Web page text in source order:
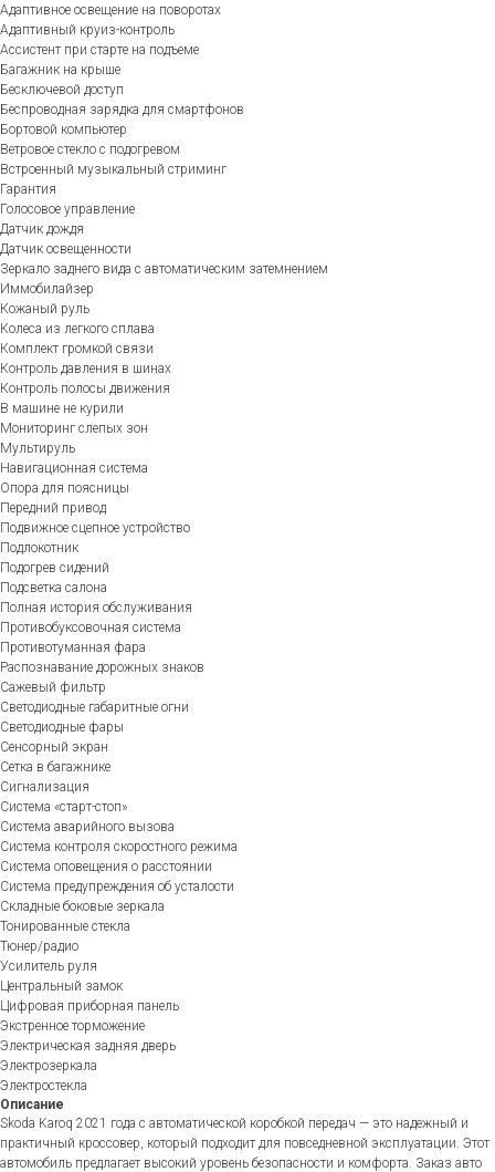
Адаптивное освещение на поворотах
Адаптивный круиз-контроль
Ассистент при старте на подъеме
Багажник на крыше
Бесключевой доступ
Беспроводная зарядка для смартфонов
Бортовой компьютер
Ветровое стекло с подогревом
Встроенный музыкальный стриминг
Гарантия
Голосовое управление
Датчик дождя
Датчик освещенности
Зеркало заднего вида с автоматическим затемнением
Иммобилайзер
Кожаный руль
Колеса из легкого сплава
Комплект громкой связи
Контроль давления в шинах
Контроль полосы движения
В машине не курили
Мониторинг слепых зон
Мультируль
Навигационная система
Опора для поясницы
Передний привод
Подвижное сцепное устройство
Подлокотник
Подогрев сидений
Подсветка салона
Полная история обслуживания
Противобуксовочная система
Противотуманная фара
Распознавание дорожных знаков
Сажевый фильтр
Светодиодные габаритные огни
Светодиодные фары
Сенсорный экран
Сетка в багажнике
Сигнализация
Система «старт-стоп»
Система аварийного вызова
Система контроля скоростного режима
Система оповещения о расстоянии
Система предупреждения об усталости
Складные боковые зеркала
Тонированные стекла
Тюнер/радио
Усилитель руля
Центральный замок
Цифровая приборная панель
Экстренное торможение
Электрическая задняя дверь
Электрозеркала
Электростекла
Описание
Skoda Karoq 2021 года с автоматической коробкой передач — это надежный и
практичный кроссовер, который подходит для повседневной эксплуатации. Этот
автомобиль предлагает высокий уровень безопасности и комфорта. Заказ авто